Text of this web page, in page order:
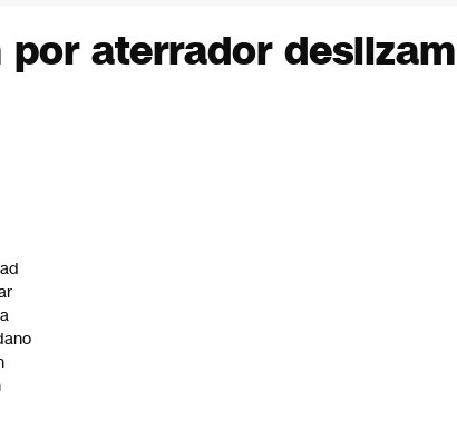
aterrador